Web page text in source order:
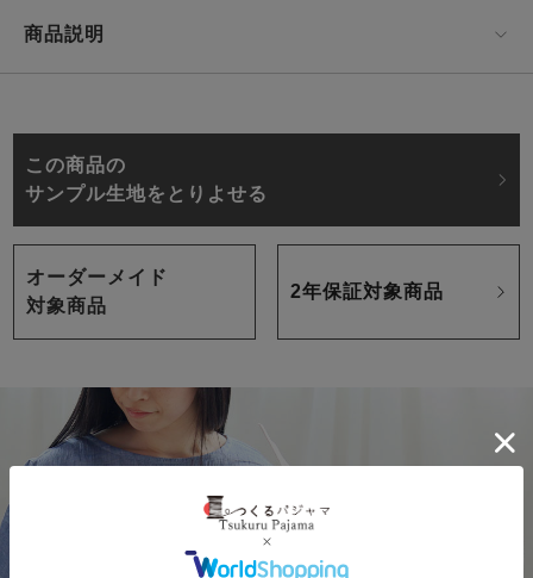
商品説明
この商品の
サンプル生地をとりよせる
オーダーメイド
対象商品
2年保証対象商品